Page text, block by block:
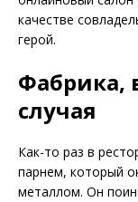
качестве
герой.
Фабрика,
случая
Как-то раз в
парнем, который
металлом. Он